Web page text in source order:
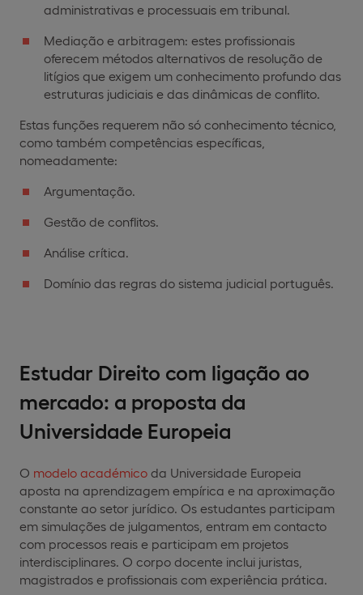
administrativas e processuais em tribunal.
Mediação e arbitragem: estes profissionais
oferecem métodos alternativos de resolução de
litígios que exigem um conhecimento profundo das
estruturas judiciais e das dinâmicas de conflito.
Estas funções requerem não só conhecimento técnico,
como também competências específicas,
nomeadamente:
Argumentação.
Gestão de conflitos.
Análise crítica.
Domínio das regras do sistema judicial português.
Estudar Direito com ligação ao
mercado: a proposta da
Universidade Europeia
O modelo académico da Universidade Europeia
aposta na aprendizagem empírica e na aproximação
constante ao setor jurídico. Os estudantes participam
em simulações de julgamentos, entram em contacto
com processos reais e participam em projetos
interdisciplinares. O corpo docente inclui juristas,
magistrados e profissionais com experiência prática.